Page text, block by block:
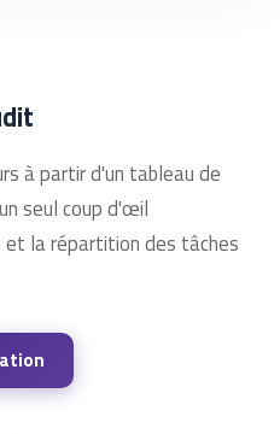
à partir d'un tableau de
seul coup d'œil
et la répartition des tâches